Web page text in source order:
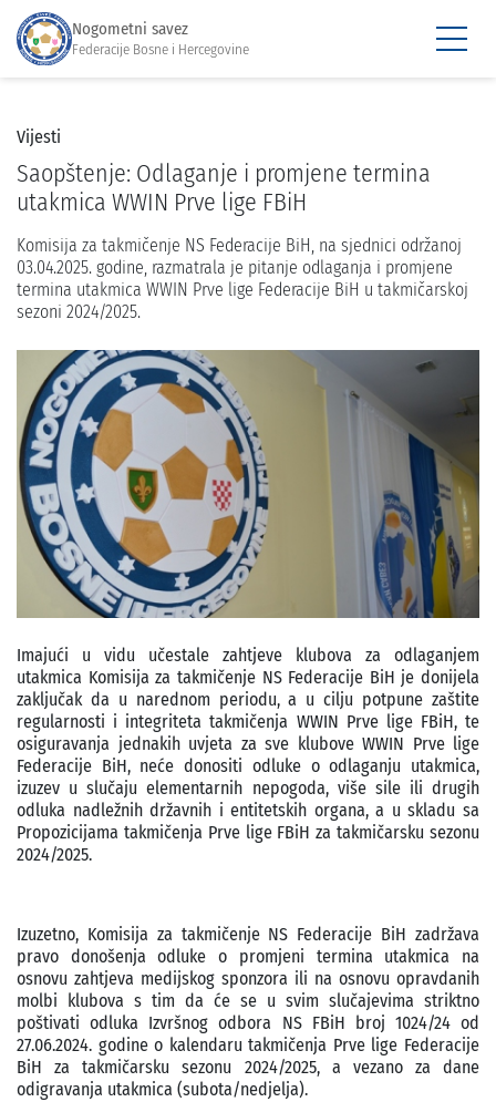
Nogometni savez
Federacije Bosne i Hercegovine
Vijesti
Saopštenje: Odlaganje i promjene termina
utakmica WWIN Prve lige FBiH
Komisija za takmičenje NS Federacije BiH, na sjednici održanoj
03.04.2025. godine, razmatrala je pitanje odlaganja i promjene
termina utakmica WWIN Prve lige Federacije BiH u takmičarskoj
sezoni 2024/2025.
Imajući u vidu učestale zahtjeve klubova za odlaganjem
utakmica Komisija za takmičenje NS Federacije BiH je donijela
zaključak da u narednom periodu, a u cilju potpune zaštite
regularnosti i integriteta takmičenja WWIN Prve lige FBiH, te
osiguravanja jednakih uvjeta za sve klubove WWIN Prve lige
Federacije BiH, neće donositi odluke o odlaganju utakmica,
izuzev u slučaju elementarnih nepogoda, više sile ili drugih
odluka nadležnih državnih i entitetskih organa, a u skladu sa
Propozicijama takmičenja Prve lige FBiH za takmičarsku sezonu
2024/2025.
Izuzetno, Komisija za takmičenje NS Federacije BiH zadržava
pravo donošenja odluke o promjeni termina utakmica na
osnovu zahtjeva medijskog sponzora ili na osnovu opravdanih
molbi klubova s tim da će se u svim slučajevima striktno
poštivati odluka Izvršnog odbora NS FBiH broj 1024/24 od
27.06.2024. godine o kalendaru takmičenja Prve lige Federacije
BiH za takmičarsku sezonu 2024/2025, a vezano za dane
odigravanja utakmica (subota/nedjelja).